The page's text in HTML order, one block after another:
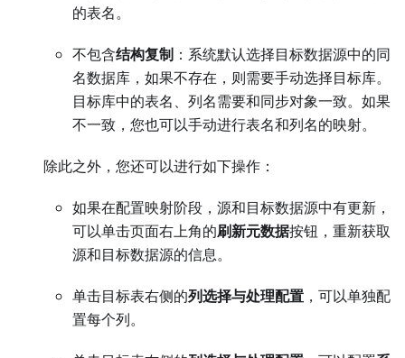
的表名。
不包含结构复制 ：系统默认选择目标数据源中的同
名数据库，如果不存在，则需要手动选择目标库。
目标库中的表名、列名需要和同步对象一致。如果
不一致，您也可以手动进行表名和列名的映射。
除此之外，您还可以进行如下操作：
如果在配置映射阶段，源和目标数据源中有更新，
可以单击页面右上角的刷新元数据按钮，重新获取
源和目标数据源的信息。
单击目标表右侧的列选择与处理配置 ，可以单独配
置每个列。